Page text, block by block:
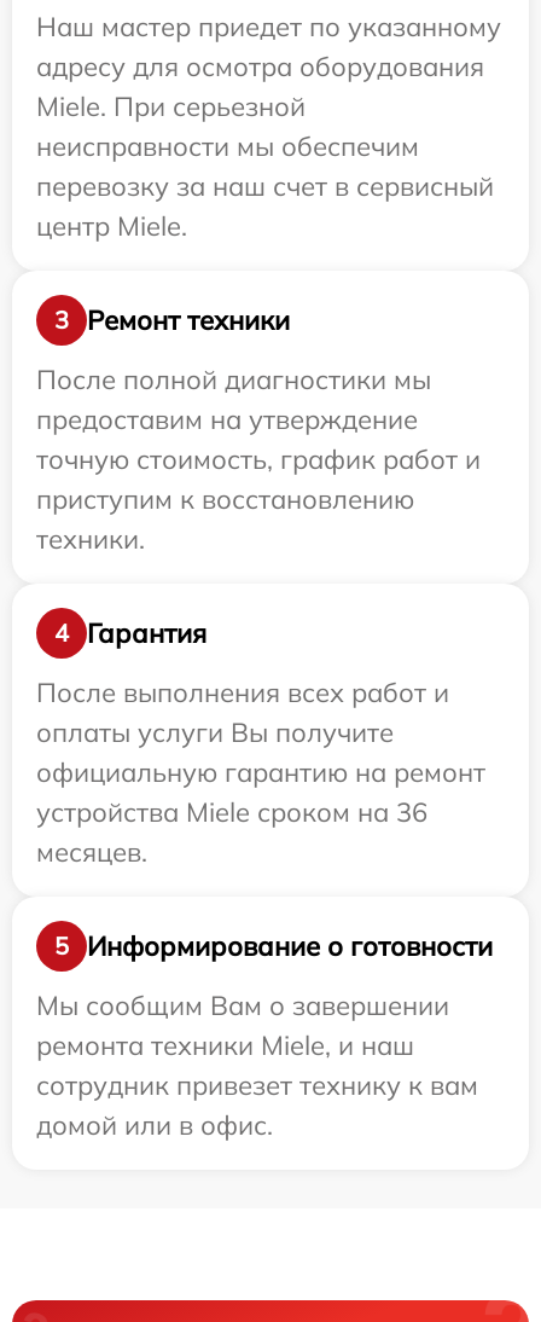
Наш мастер приедет по указанному
адресу для осмотра оборудования
Miele. При серьезной
неисправности мы обеспечим
перевозку за наш счет в сервисный
центр Miele.
3
Ремонт техники
После полной диагностики мы
предоставим на утверждение
точную стоимость, график работ и
приступим к восстановлению
техники.
4
Гарантия
После выполнения всех работ и
оплаты услуги Вы получите
официальную гарантию на ремонт
устройства Miele сроком на 36
месяцев.
5
Информирование о готовности
Мы сообщим Вам о завершении
ремонта техники Miele, и наш
сотрудник привезет технику к вам
домой или в офис.